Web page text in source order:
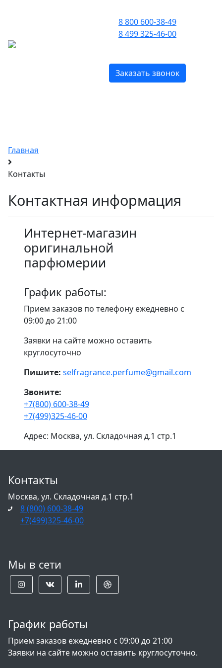
8 800 600-38-49
8 499 325-46-00
Заказать звонок
Главная
Контакты
Контактная информация
Интернет-магазин
оригинальной
парфюмерии
График работы:
Прием заказов по телефону ежедневно с
09:00 до 21:00
Заявки на сайте можно оставить
круглосуточно
Пишите: selfragrance.perfume@gmail.com
Звоните:
+7(800) 600-38-49
+7(499)325-46-00
Адрес: Москва, ул. Складочная д.1 стр.1
Контакты
Москва, ул. Складочная д.1 стр.1
8 (800) 600-38-49
+7(499)325-46-00
Мы в сети
График работы
Прием заказов ежедневно с 09:00 до 21:00
Заявки на сайте можно оставить круглосуточно.